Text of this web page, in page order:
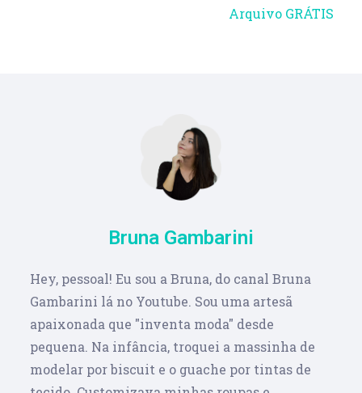
Arquivo GRÁTIS
Bruna Gambarini
Hey, pessoal! Eu sou a Bruna, do canal Bruna
Gambarini lá no Youtube. Sou uma artesã
apaixonada que "inventa moda" desde
pequena. Na infância, troquei a massinha de
modelar por biscuit e o guache por tintas de